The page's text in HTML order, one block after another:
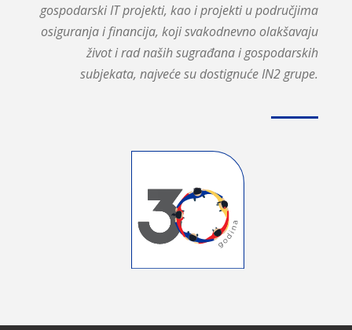
gospodarski IT projekti, kao i projekti u područjima
osiguranja i financija, koji svakodnevno olakšavaju
život i rad naših sugrađana i gospodarskih
subjekata, najveće su dostignuće IN2 grupe.